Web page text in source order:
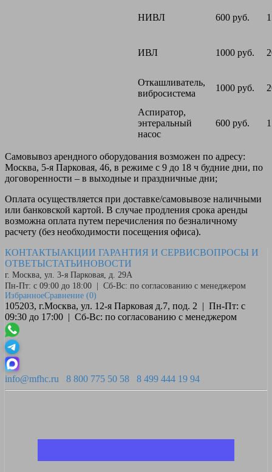
НИВЛ 600 руб.
ИВЛ 1000 руб.
Откашливатель,
вибросистема
1000 руб.
Аспиратор,
энтеральный
насос
600 руб.
Самовывоз арендного оборудования возможен по адресу:
Москва, 5-я Парковая, 46, в режиме с 9 до 18 ч будние дни, по
договоренности – в выходные и праздничные дни;
Оплата осуществляется при доставке/самовывозе наличными
или банковской картой. В случае продления срока аренды
возможна оплата путем перечисления по безналичному
расчету (без необходимости посещения офиса).
КОНТАКТЫАКЦИИ ГАРАНТИЯ И СЕРВИСВОПРОСЫ И
ОТВЕТЫСТАТЬИНОВОСТИ
г. Москва, ул. 3-я Парковая, д. 29А
Пн-Пт: с 09:00 до 18:00 | Сб-Вс: по согласованию с менеджером
ИзбранноеСравнение (0)
105203, г.Москва, ул. 12-я Парковая д.7, под. 2 | Пн-Пт: с
09:30 до 17:00 | Сб-Вс: по согласованию с менеджером
info@mfhc.ru 8 800 775 50 58 8 499 444 19 94